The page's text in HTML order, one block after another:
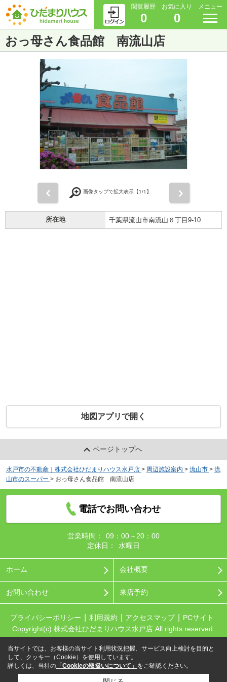
閲覧履歴
0
お気に入り
0
メニュー
おっ母さん食品館 南流山店
画像タップで拡大表示【1/1】
所在地 千葉県流山市南流山６丁目9-10
地図アプリで開く
ページトップへ
水戸市の不動産｜株式会社ひだまりハウス水戸店 > 周辺施設案内 > 流山市 > 流
山市のスーパー > おっ母さん食品館 南流山店
電話でお問い合わせ
営業時間：
09：00～20：00
定休日：
水曜日
ホーム 会社概要
お問い合わせ 来店予約
プライバシーポリシー 利用規約 アクセスマップ
PCサイト
Copyright(c) 株式会社ひだまりハウス水戸店 All rights reserved.
当サイトでは、お客様の当サイト利用状況把握、サービス向上検討を目的と
して、クッキー（Cookie）を使用しています。
詳しくは、当社の 「Cookieの取扱いについて」 をご確認ください。